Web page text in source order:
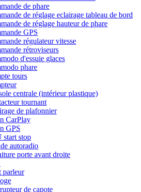
de phare
de réglage eclairage tableau de bord
de réglage hauteur de phare
GPS
régulateur vitesse
rétroviseurs
d'essuie glaces
phare
tours
centrale (intérieur plastique)
tournant
de plafonnier
CarPlay
GPS
start stop
autoradio
porte avant droite
parleur
de capote